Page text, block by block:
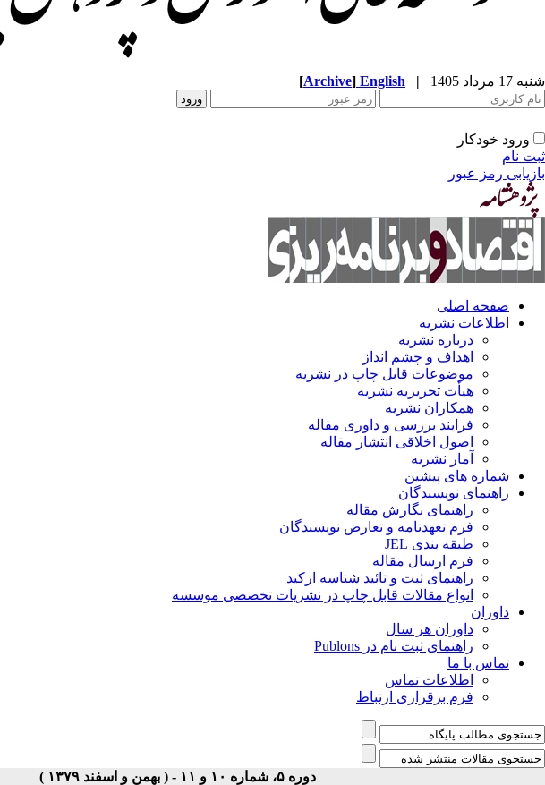
شنبه 17 مرداد 1405 |
English
[Archive]
ورود خودکار
ثبت نام
بازیابی رمز عبور
صفحه اصلی
اطلاعات نشریه
درباره نشریه
اهداف و چشم انداز
موضوعات قابل چاپ در نشریه
هیأت تحریریه نشریه
همکاران نشریه
فرایند بررسی و داوری مقاله
اصول اخلاقی انتشار مقاله
آمار نشریه
شماره های پیشین
راهنمای نویسندگان
راهنمای نگارش مقاله
فرم تعهدنامه و تعارض نویسندگان
طبقه بندی JEL
فرم ارسال مقاله
راهنمای ثبت و تائید شناسه ارکید
انواع مقالات قابل چاپ در نشریات تخصصی موسسه
داوران
داوران هر سال
راهنمای ثبت نام در Publons
تماس با ما
اطلاعات تماس
فرم برقراری ارتباط
دوره ۵، شماره ۱۰ و ۱۱ - ( بهمن و اسفند ۱۳۷۹ )